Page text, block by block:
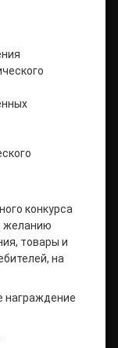
конкурса
желанию
товары и
на
награждение